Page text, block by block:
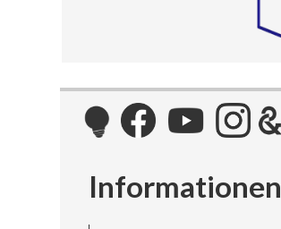
Informationen